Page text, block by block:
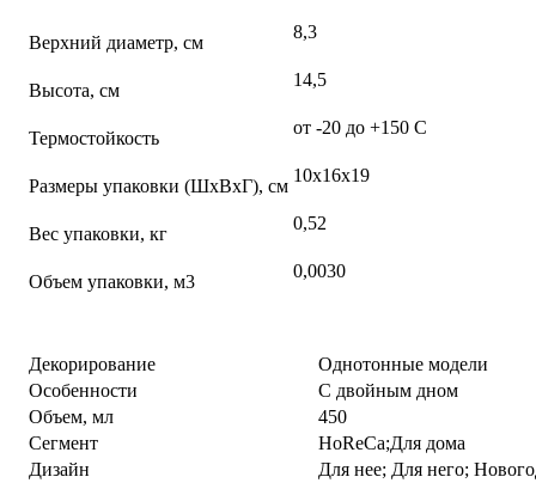
Верхний диаметр, см
8,3
Высота, см
14,5
Термостойкость
от -20 до +150 С
Размеры упаковки (ШхВхГ), см
10х16х19
Вес упаковки, кг
0,52
Объем упаковки, м3
0,0030
Декорирование
Однотонные модели
Особенности
С двойным дном
Объем, мл
450
Сегмент
HoReCa;Для дома
Дизайн
Для нее; Для него;